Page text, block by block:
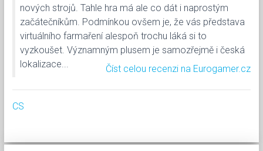
nových strojů. Tahle hra má ale co dát i naprostým
začátečníkům. Podmínkou ovšem je, že vás představa
virtuálního farmaření alespoň trochu láká si to
vyzkoušet. Významným plusem je samozřejmě i česká
lokalizace...
Číst celou recenzi na Eurogamer.cz
CS